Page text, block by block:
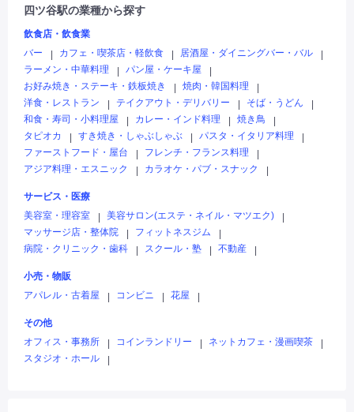
四ツ谷駅の業種から探す
飲食店・飲食業
バー
カフェ・喫茶店・軽飲食 居酒屋・ダイニングバー・バル
ラーメン・中華料理
パン屋・ケーキ屋
お好み焼き・ステーキ・鉄板焼き
焼肉・韓国料理
洋食・レストラン
テイクアウト・デリバリー そば・うどん
和食・寿司・小料理屋
カレー・インド料理 焼き鳥
タピオカ
すき焼き・しゃぶしゃぶ パスタ・イタリア料理
ファーストフード・屋台
フレンチ・フランス料理
アジア料理・エスニック
カラオケ・パブ・スナック
サービス・医療
美容室・理容室
美容サロン(エステ・ネイル・マツエク)
マッサージ店・整体院
フィットネスジム
病院・クリニック・歯科
スクール・塾 不動産
小売・物販
アパレル・古着屋
コンビニ 花屋
その他
オフィス・事務所
コインランドリー ネットカフェ・漫画喫茶
スタジオ・ホール